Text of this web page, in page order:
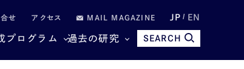
せ アクセス MAIL MAGAZINE JP EN
プログラム 過去の研究 SEARCH